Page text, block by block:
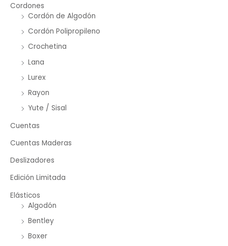
Cordones
Cordón de Algodón
Cordón Polipropileno
Crochetina
Lana
Lurex
Rayon
Yute / Sisal
Cuentas
Cuentas Maderas
Deslizadores
Edición Limitada
Elásticos
Algodón
Bentley
Boxer